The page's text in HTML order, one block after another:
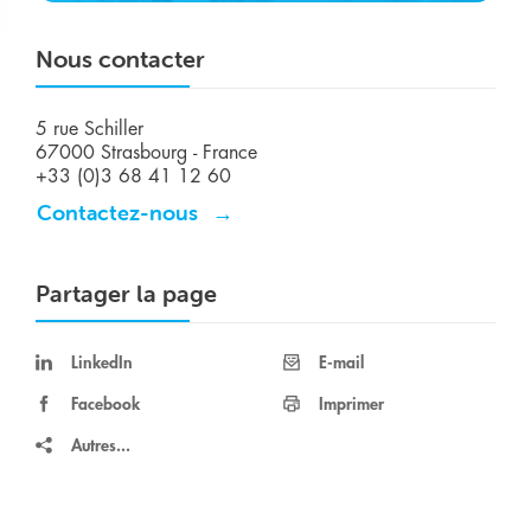
Nous contacter
5 rue Schiller
67000 Strasbourg - France
+33 (0)3 68 41 12 60
Contactez-nous
Partager la page
LinkedIn E-mail
Facebook Imprimer
Autres...